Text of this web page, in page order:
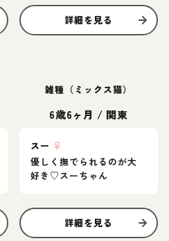
詳細を見る
雑種（ミックス猫）
6歳6ヶ月 / 関東
スー ♀
優しく撫でられるのが大
好き♡スーちゃん
詳細を見る